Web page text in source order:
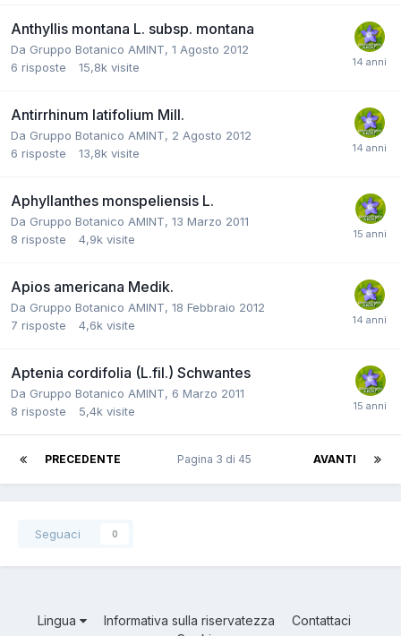
Anthyllis montana L. subsp. montana
Da Gruppo Botanico AMINT, 1 Agosto 2012
6 risposte 15,8k visite
Antirrhinum latifolium Mill.
Da Gruppo Botanico AMINT, 2 Agosto 2012
6 risposte 13,8k visite
Aphyllanthes monspeliensis L.
Da Gruppo Botanico AMINT, 13 Marzo 2011
8 risposte 4,9k visite
Apios americana Medik.
Da Gruppo Botanico AMINT, 18 Febbraio 2012
7 risposte 4,6k visite
Aptenia cordifolia (L.fil.) Schwantes
Da Gruppo Botanico AMINT, 6 Marzo 2011
8 risposte 5,4k visite
PRECEDENTE AVANTI
Pagina 3 di 45
Seguaci 0
Lingua Informativa sulla riservatezza
Contattaci